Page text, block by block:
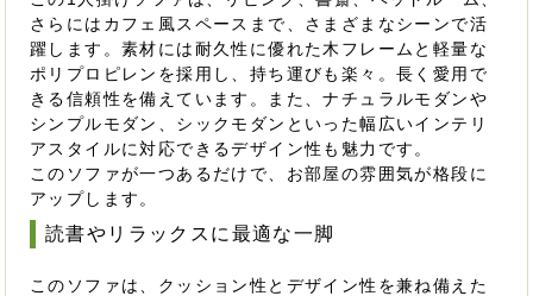
さらにはカフェ風スペースまで、さまざまなシーンで活
躍します。素材には耐久性に優れた木フレームと軽量な
ポリプロピレンを採用し、持ち運びも楽々。長く愛用で
きる信頼性を備えています。また、ナチュラルモダンや
シンプルモダン、シックモダンといった幅広いインテリ
アスタイルに対応できるデザイン性も魅力です。
このソファが一つあるだけで、お部屋の雰囲気が格段に
アップします。
読書やリラックスに最適な一脚
このソファは、クッション性とデザイン性を兼ね備えた